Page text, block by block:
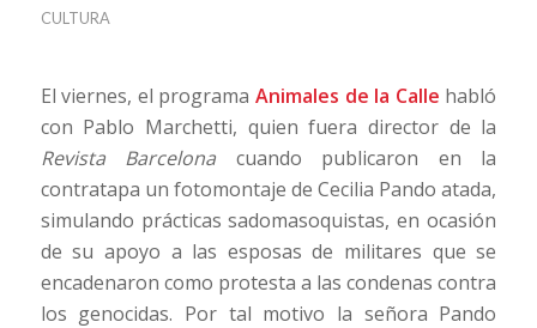
CULTURA
El viernes, el programa Animales de la Calle habló
con Pablo Marchetti, quien fuera director de la
Revista Barcelona cuando publicaron en la
contratapa un fotomontaje de Cecilia Pando atada,
simulando prácticas sadomasoquistas, en ocasión
de su apoyo a las esposas de militares que se
encadenaron como protesta a las condenas contra
los genocidas. Por tal motivo la señora Pando